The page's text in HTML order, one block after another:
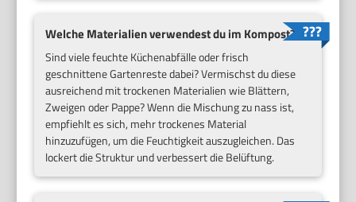
Welche Materialien verwendest du im Kompost?
Sind viele feuchte Küchenabfälle oder frisch
geschnittene Gartenreste dabei? Vermischst du diese
ausreichend mit trockenen Materialien wie Blättern,
Zweigen oder Pappe? Wenn die Mischung zu nass ist,
empfiehlt es sich, mehr trockenes Material
hinzuzufügen, um die Feuchtigkeit auszugleichen. Das
lockert die Struktur und verbessert die Belüftung.